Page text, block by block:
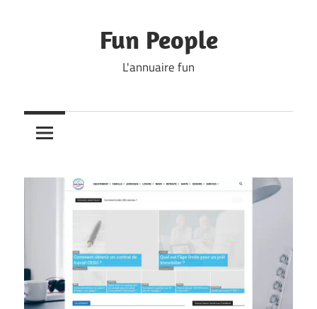
Fun People
L'annuaire fun